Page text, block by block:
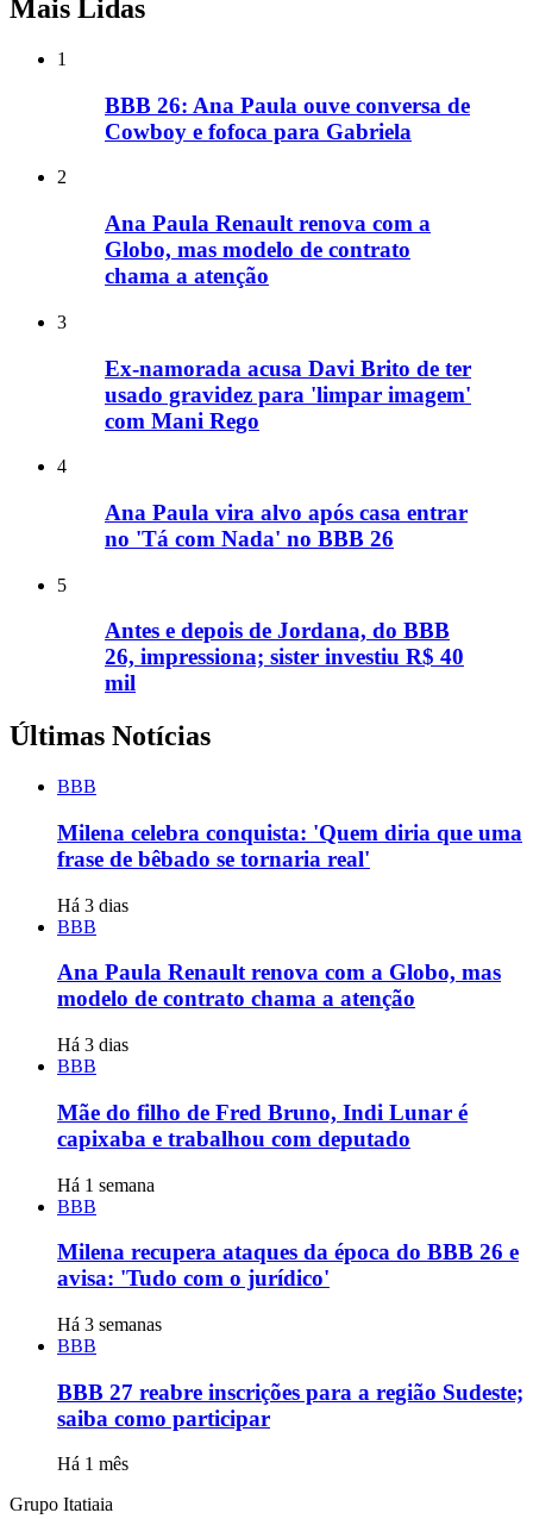
Mais Lidas
1
BBB 26: Ana Paula ouve conversa de
Cowboy e fofoca para Gabriela
2
Ana Paula Renault renova com a
Globo, mas modelo de contrato
chama a atenção
3
Ex-namorada acusa Davi Brito de ter
usado gravidez para 'limpar imagem'
com Mani Rego
4
Ana Paula vira alvo após casa entrar
no 'Tá com Nada' no BBB 26
5
Antes e depois de Jordana, do BBB
26, impressiona; sister investiu R$ 40
mil
Últimas Notícias
BBB
Milena celebra conquista: 'Quem diria que uma
frase de bêbado se tornaria real'
Há 3 dias
BBB
Ana Paula Renault renova com a Globo, mas
modelo de contrato chama a atenção
Há 3 dias
BBB
Mãe do filho de Fred Bruno, Indi Lunar é
capixaba e trabalhou com deputado
Há 1 semana
BBB
Milena recupera ataques da época do BBB 26 e
avisa: 'Tudo com o jurídico'
Há 3 semanas
BBB
BBB 27 reabre inscrições para a região Sudeste;
saiba como participar
Há 1 mês
Grupo Itatiaia